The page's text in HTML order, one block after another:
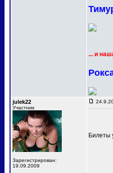
... и
julek22
Участник
Зарегистрирован:
19.09.2009
Билеты